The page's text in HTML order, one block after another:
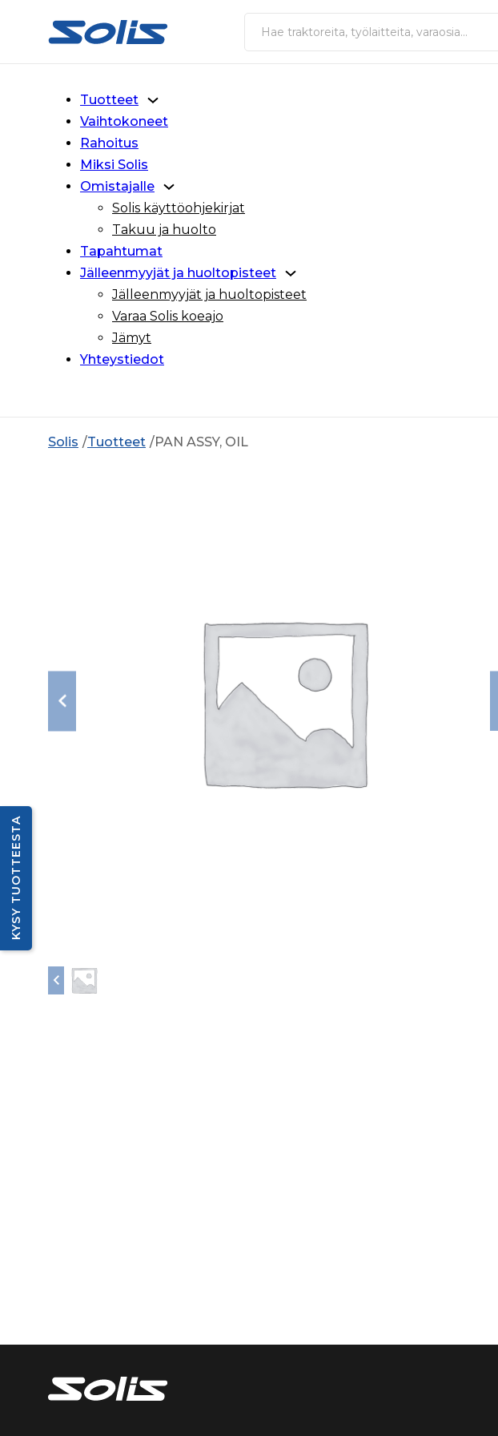
Siirry pääsisältöön
Siirry alatunnisteeseen
Haku
Tuotteet
Vaihtokoneet
Rahoitus
Miksi Solis
Omistajalle
Solis käyttöohjekirjat
Takuu ja huolto
Tapahtumat
Jälleenmyyjät ja huoltopisteet
Jälleenmyyjät ja huoltopisteet
Varaa Solis koeajo
Jämyt
Yhteystiedot
Solis Tuotteet PAN ASSY, OIL
KYSY TUOTTEESTA